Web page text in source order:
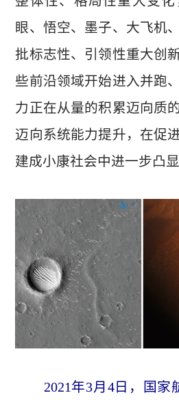
眼、悟空、墨子、大飞机
批标志性、引领性重大创
些前沿领域开始进入并跑
力正在从量的积累迈向质
迈向系统能力提升，在促
建成小康社会中进一步凸
2021年3月4日，国家